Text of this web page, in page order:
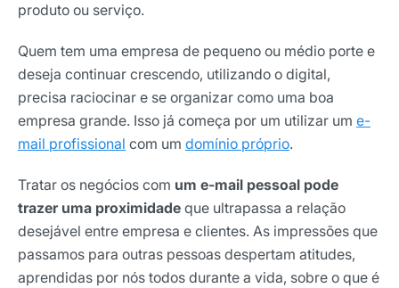
produto ou serviço.
Quem tem uma empresa de pequeno ou médio porte e
deseja continuar crescendo, utilizando o digital,
precisa raciocinar e se organizar como uma boa
empresa grande. Isso já começa por um utilizar um e-
mail profissional com um domínio próprio.
Tratar os negócios com um e-mail pessoal pode
trazer uma proximidade que ultrapassa a relação
desejável entre empresa e clientes. As impressões que
passamos para outras pessoas despertam atitudes,
aprendidas por nós todos durante a vida, sobre o que é